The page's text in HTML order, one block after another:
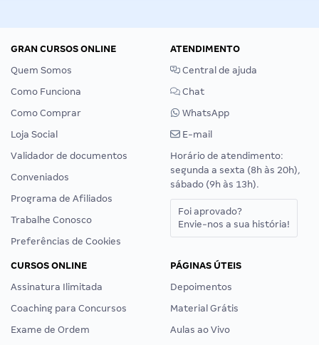
GRAN CURSOS ONLINE
Quem Somos
Como Funciona
Como Comprar
Loja Social
Validador de documentos
Conveniados
Programa de Afiliados
Trabalhe Conosco
Preferências de Cookies
ATENDIMENTO
Central de ajuda
Chat
WhatsApp
E-mail
Horário de atendimento:
segunda a sexta (8h às 20h),
sábado (9h às 13h).
Foi aprovado?
Envie-nos a sua história!
CURSOS ONLINE
Assinatura Ilimitada
Coaching para Concursos
Exame de Ordem
PÁGINAS ÚTEIS
Depoimentos
Material Grátis
Aulas ao Vivo